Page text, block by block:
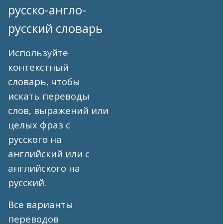
русско-англо-
русский словарь
Используйте
контекстный
словарь, чтобы
искать переводы
слов, выражений или
целых фраз с
русского на
английский или с
английского на
русский.
Все варианты
переводов